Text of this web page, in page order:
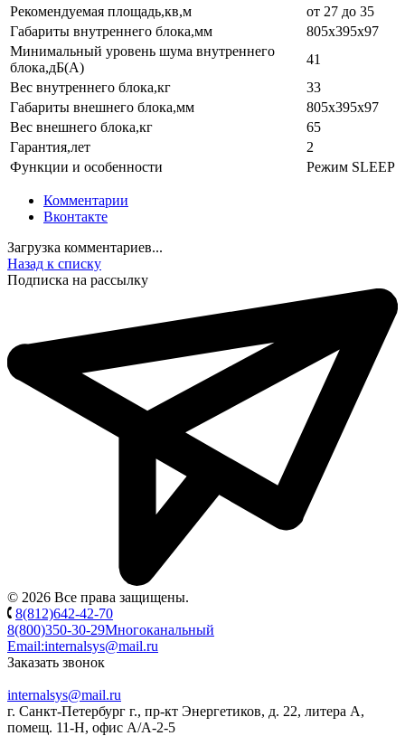
Рекомендуемая площадь,кв,м
от 27 до 35
Габариты внутреннего блока,мм
805x395x97
Минимальный уровень шума внутреннего
блока,дБ(А)
41
Вес внутреннего блока,кг
33
Габариты внешнего блока,мм
805x395x97
Вес внешнего блока,кг
65
Гарантия,лет
2
Функции и особенности
Режим SLEEP
Комментарии
Вконтакте
Загрузка комментариев...
Назад к списку
Подписка на рассылку
© 2026 Все права защищены.
8(812)642-42-70
8(800)350-30-29Многоканальный
Email:internalsys@mail.ru
Заказать звонок
internalsys@mail.ru
г. Санкт-Петербург г., пр-кт Энергетиков, д. 22, литера А,
помещ. 11-Н, офис А/А-2-5